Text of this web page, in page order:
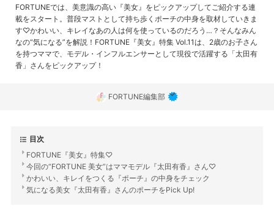
FORTUNEでは、美意識の高い『美女』をピックアップしてご紹介する連
載をスタート。普段マストとして持ち歩くポーチの中身を取材していきま
す♡かわいい、キレイなあの人は何を使っているのだろう…？そんなみん
なの“気になる”を解説！FORTUNE『美女』特集 Vol.11は、2歳のお子さん
を持つママで、モデル・インフルエンサーとして現役で活躍する「太田有
香」さんをピックアップ！
FORTUNE編集部
目次
FORTUNE『美女』特集♡
今回の“FORTUNE 美女”はママモデル『太田有香』さん♡
かわいい、キレイをつくる『ポーチ』の中身をチェック
気になる美女『太田有香』さんのポーチをPick Up!